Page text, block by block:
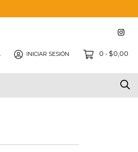
INICIAR SESIÓN 0 - $0,00